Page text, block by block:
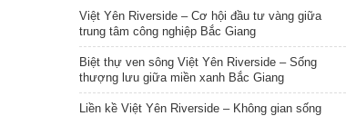
Việt Yên Riverside – Cơ hội đầu tư vàng giữa
trung tâm công nghiệp Bắc Giang
Biệt thự ven sông Việt Yên Riverside – Sống
thượng lưu giữa miền xanh Bắc Giang
Liền kề Việt Yên Riverside – Không gian sống